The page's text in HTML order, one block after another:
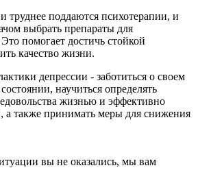
труднее поддаются психотерапии, и
выбрать препараты для
помогает достичь стойкой
качество жизни.
депрессии - заботиться о своем
научиться определять
жизнью и эффективно
а также принимать меры для снижения
вы не оказались, мы вам